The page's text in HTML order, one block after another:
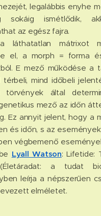
legalábbis enyhe
sokáig ismétlődik,
az egész fajra.
láthatatlan mátrixot
el, a morph = forma
E mező működése a
térbeli, mind időbeli
által
mező az időn
Ez annyit jelent, hogy a
és időn, s az
végbemenő
Lyall Watson: Lifetide:
(Életáradat: a tudat
leírja a népszerűen
elméletet.